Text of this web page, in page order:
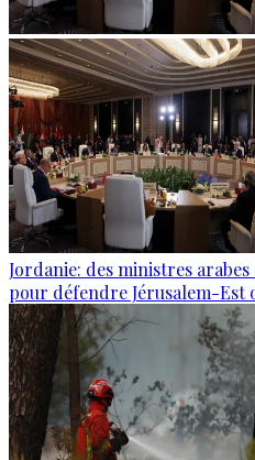
Jordanie: des ministres
pour défendre Jérusalem-Est